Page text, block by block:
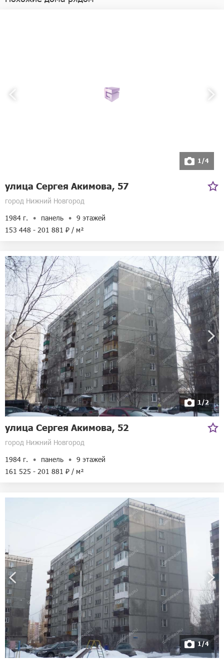
1/4
улица Сергея Акимова, 57
город Нижний Новгород
1984 г.
панель
9 этажей
153 448 - 201 881 ₽ / м²
1/2
улица Сергея Акимова, 52
город Нижний Новгород
1984 г.
панель
9 этажей
161 525 - 201 881 ₽ / м²
1/4